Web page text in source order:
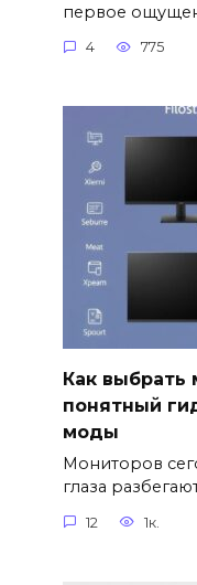
первое
4 775
Как выбрать
понятный
моды
Мониторов
глаза
12 1к.